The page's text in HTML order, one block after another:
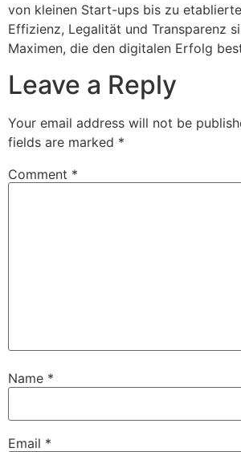
von kleinen Start-ups bis zu
Effizienz, Legalität und Transparenz
Maximen, die den digitalen Erfolg
Leave a Reply
Your email address will not be
fields are marked *
Comment *
Name *
Email *